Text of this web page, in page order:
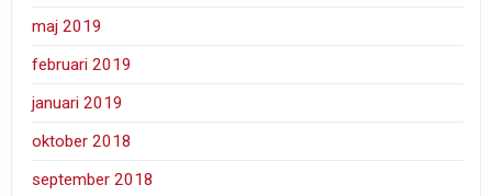
maj 2019
februari 2019
januari 2019
oktober 2018
september 2018